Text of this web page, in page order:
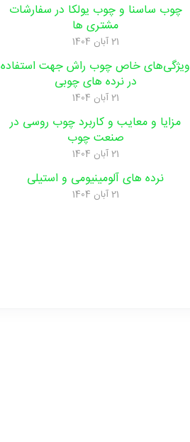
چوب ساسنا و چوب یولکا در سفارشات
مشتری ها
21 آبان 1404
ویژگی‌های خاص چوب راش جهت استفاده
در نرده های چوبی
21 آبان 1404
مزایا و‌ معایب و‌ کاربرد چوب روسی در
صنعت ‌چوب
21 آبان 1404
نرده های آلومینیومی و‌ استیلی
21 آبان 1404